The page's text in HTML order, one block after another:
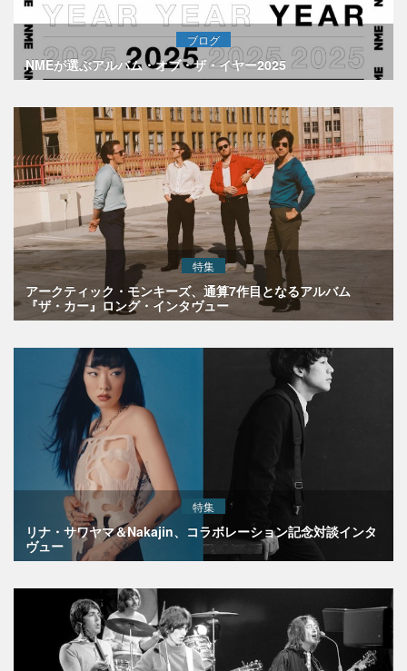
ブログ
NMEが選ぶアルバム・オブ・ザ・イヤー2025
特集
アークティック・モンキーズ、通算7作目となるアルバム
『ザ・カー』ロング・インタヴュー
特集
リナ・サワヤマ＆Nakajin、コラボレーション記念対談インタ
ヴュー